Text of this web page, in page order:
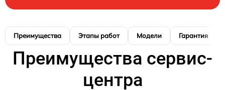
Преимущества Этапы работ Модели Гарантия
Преимущества сервис-
центра